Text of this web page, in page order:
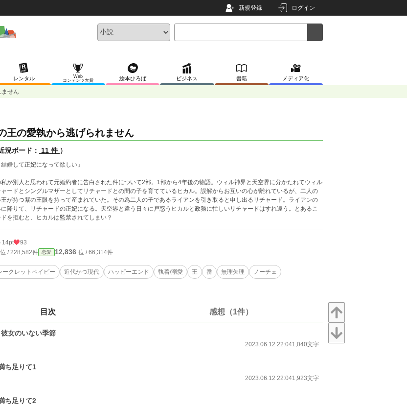
新規登録 ログイン
レンタル
Web
コンテンツ大賞
絵本ひろば ビジネス 書籍 メディア化
せん
王の愛執から逃げられません
況ボード： 11 件 ）
結婚して正妃になって欲しい」
が別人と思われて元婚約者に告白された件について2部。1部から4年後の物語。ウィル神界と天空界に分かたれてウィル
ードとシングルマザーとしてリチャードとの間の子を育てているヒカル。誤解からお互いの心が離れているが、二人の
が持つ紫の王眼を持って産まれていた。その為二人の子であるライアンを引き取ると申し出るリチャード。ライアンの
降りて、リチャードの正妃になる。天空界と違う日々に戸惑うヒカルと政務に忙しいリチャードはすれ違う。とあるこ
を拒むと、ヒカルは監禁されてしまい？
14pt 93
位 / 228,582件 恋愛 12,836 位 / 66,314件
ークレットベイビー 近代かつ現代 ハッピーエンド 執着/溺愛 王 番 無理矢理 ノーチェ
目次 感想（1件）
女のいない季節
2023.06.12 22:041,040文字
ち足りて1
2023.06.12 22:041,923文字
ち足りて2